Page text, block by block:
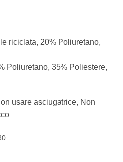
riciclata, 20% Poliuretano,
Poliuretano, 35% Poliestere,
usare asciugatrice, Non